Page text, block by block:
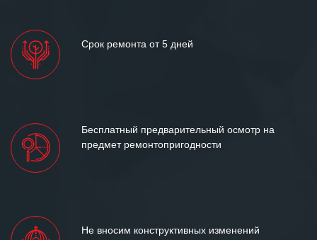
Срок ремонта от 5 дней
Бесплатный предварительный осмотр на
предмет ремонтопригодности
Не вносим конструктивных изменений